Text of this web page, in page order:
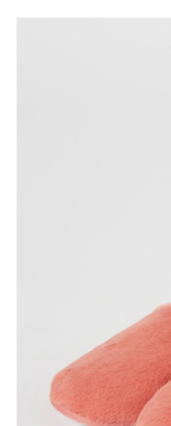
Body
Lingerie-accessoires
Cadeaubonnen